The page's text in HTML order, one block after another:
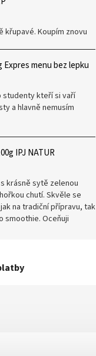
křupavé. Koupím znovu
menu bez lepku
studenty kteří si vaří
a hlavně nemusím
IPJ NATUR
krásně sytě zelenou
chutí. Skvěle se
na tradiční přípravu, tak
smoothie. Oceňuji